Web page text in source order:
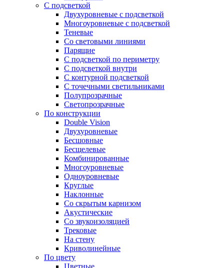
С подсветкой
Двухуровневые с подсветкой
Многоуровневые с подсветкой
Теневые
Со световыми линиями
Парящие
С подсветкой по периметру
С подсветкой внутри
С контурной подсветкой
С точечными светильниками
Полупрозрачные
Светопрозрачные
По конструкции
Double Vision
Двухуровневые
Бесшовные
Бесщелевые
Комбинированные
Многоуровневые
Одноуровневые
Круглые
Наклонные
Со скрытым карнизом
Акустические
Со звукоизоляцией
Трековые
На стену
Криволинейные
По цвету
Цветные